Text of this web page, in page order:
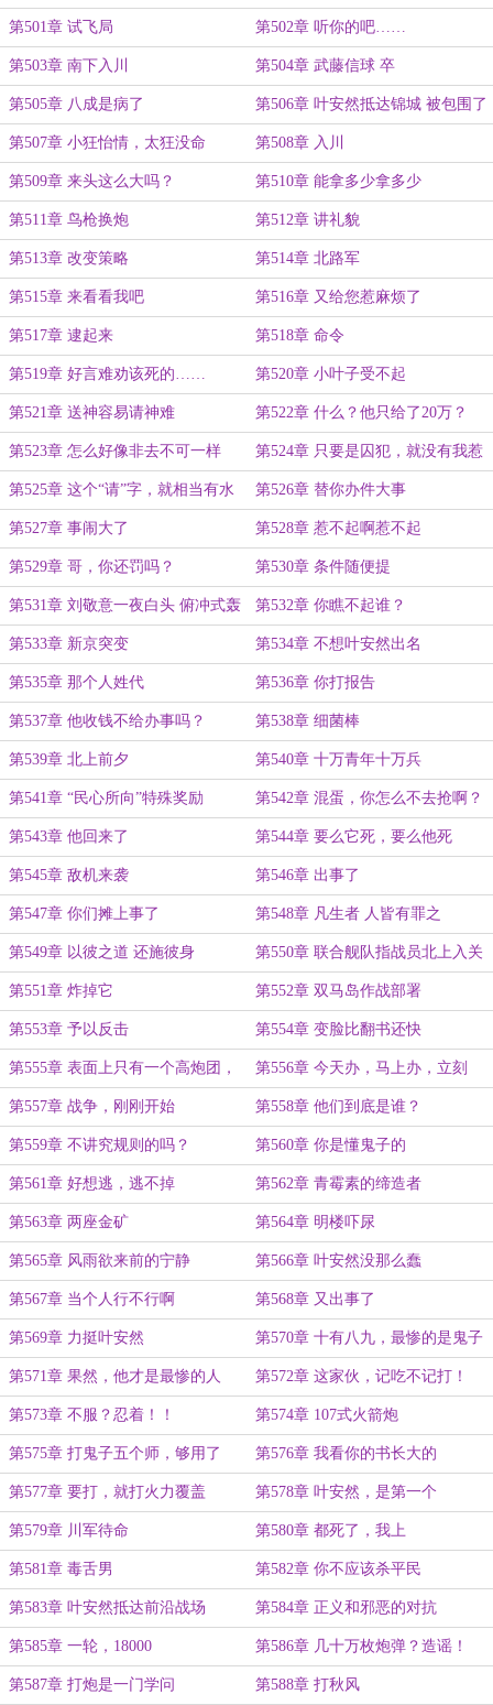
援军？
第501章 试飞局 第502章 听你的吧……
第503章 南下入川 第504章 武藤信球 卒
第505章 八成是病了 第506章 叶安然抵达锦城 被包围了
第507章 小狂怡情，太狂没命 第508章 入川
第509章 来头这么大吗？ 第510章 能拿多少拿多少
第511章 鸟枪换炮 第512章 讲礼貌
第513章 改变策略 第514章 北路军
第515章 来看看我吧 第516章 又给您惹麻烦了
第517章 逮起来 第518章 命令
第519章 好言难劝该死的…… 第520章 小叶子受不起
第521章 送神容易请神难 第522章 什么？他只给了20万？
第523章 怎么好像非去不可一样 第524章 只要是囚犯，就没有我惹
不起的人
第525章 这个“请”字，就相当有水
平了。
第526章 替你办件大事
第527章 事闹大了 第528章 惹不起啊惹不起
第529章 哥，你还罚吗？ 第530章 条件随便提
第531章 刘敬意一夜白头 俯冲式轰
炸机面世
第532章 你瞧不起谁？
第533章 新京突变 第534章 不想叶安然出名
第535章 那个人姓代 第536章 你打报告
第537章 他收钱不给办事吗？ 第538章 细菌棒
第539章 北上前夕 第540章 十万青年十万兵
第541章 “民心所向”特殊奖励 第542章 混蛋，你怎么不去抢啊？
第543章 他回来了 第544章 要么它死，要么他死
第545章 敌机来袭 第546章 出事了
第547章 你们摊上事了 第548章 凡生者 人皆有罪之
第549章 以彼之道 还施彼身 第550章 联合舰队指战员北上入关
第551章 炸掉它 第552章 双马岛作战部署
第553章 予以反击 第554章 变脸比翻书还快
第555章 表面上只有一个高炮团，
实际上可能有一个旅
第556章 今天办，马上办，立刻
办！
第557章 战争，刚刚开始 第558章 他们到底是谁？
第559章 不讲究规则的吗？ 第560章 你是懂鬼子的
第561章 好想逃，逃不掉 第562章 青霉素的缔造者
第563章 两座金矿 第564章 明楼吓尿
第565章 风雨欲来前的宁静 第566章 叶安然没那么蠢
第567章 当个人行不行啊 第568章 又出事了
第569章 力挺叶安然 第570章 十有八九，最惨的是鬼子
第571章 果然，他才是最惨的人 第572章 这家伙，记吃不记打！
第573章 不服？忍着！！ 第574章 107式火箭炮
第575章 打鬼子五个师，够用了
吧？
第576章 我看你的书长大的
第577章 要打，就打火力覆盖 第578章 叶安然，是第一个
第579章 川军待命 第580章 都死了，我上
第581章 毒舌男 第582章 你不应该杀平民
第583章 叶安然抵达前沿战场 第584章 正义和邪恶的对抗
第585章 一轮，18000 第586章 几十万枚炮弹？造谣！
第587章 打炮是一门学问 第588章 打秋风